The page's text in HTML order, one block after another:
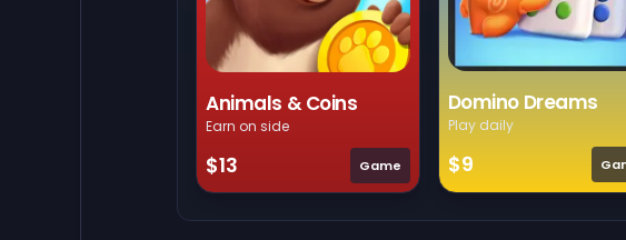
Animals & Coins
Earn on side
$13 Game
Domino Dreams
Play daily
$9